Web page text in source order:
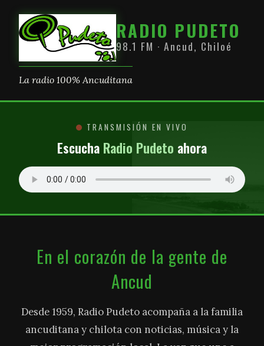
RADIO PUDETO
98.1 FM · Ancud, Chiloé
La radio 100% Ancuditana
TRANSMISIÓN EN VIVO
Escucha Radio Pudeto ahora
En el corazón de la gente de
Ancud
Desde 1959, Radio Pudeto acompaña a la familia
ancuditana y chilota con noticias, música y la